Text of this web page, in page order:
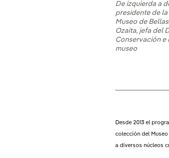
De izquierda a
presidente de
Museo de
Ozaita, jefa del
Conservación e
museo
Desde 2013 el
colección del
a diversos núcleos